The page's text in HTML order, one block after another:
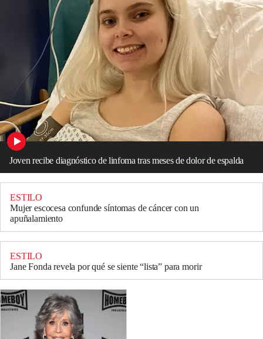
Joven recibe diagnóstico de linfoma tras meses de dolor de espalda
ESTILO
Mujer escocesa confunde síntomas de cáncer con un
apuñalamiento
ESTILO
Jane Fonda revela por qué se siente “lista” para morir